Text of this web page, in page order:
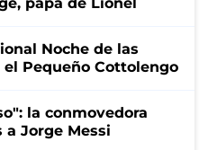
Noche de las
Pequeño Cottolengo
la conmovedora
Jorge Messi